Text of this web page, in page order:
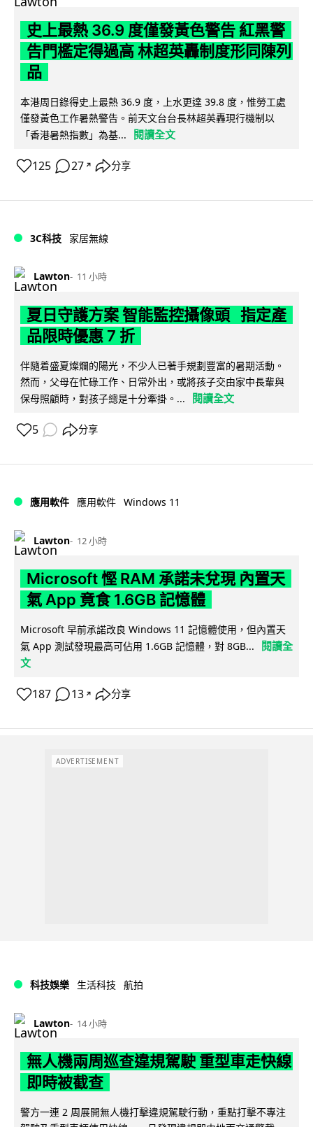
史上最熱 36.9 度僅發黃色警告 紅黑警
告門檻定得過高 林超英轟制度形同陳列
品
本港周日錄得史上最熱 36.9 度，上水更達 39.8 度，惟勞工處
僅發黃色工作暑熱警告。前天文台台長林超英轟現行機制以
「香港暑熱指數」為基...
閱讀全文
125 27 ↗ 分享
3C科技 家居無線
Lawton 11 小時
夏日守護方案 智能監控攝像頭 指定產
品限時優惠 7 折
伴隨着盛夏燦爛的陽光，不少人已著手規劃豐富的暑期活動。
然而，父母在忙碌工作、日常外出，或將孩子交由家中長輩與
保母照顧時，對孩子總是十分牽掛。...
閱讀全文
5 分享
應用軟件 應用軟件 Windows 11
Lawton 12 小時
Microsoft 慳 RAM 承諾未兌現 內置天
氣 App 竟食 1.6GB 記憶體
Microsoft 早前承諾改良 Windows 11 記憶體使用，但內置天
氣 App 測試發現最高可佔用 1.6GB 記憶體，對 8GB...
閱讀全
文
187 13 ↗ 分享
ADVERTISEMENT
科技娛樂 生活科技 航拍
Lawton 14 小時
無人機兩周巡查違規駕駛 重型車走快線
即時被截查
警方一連 2 周展開無人機打擊違規駕駛行動，重點打擊不專注